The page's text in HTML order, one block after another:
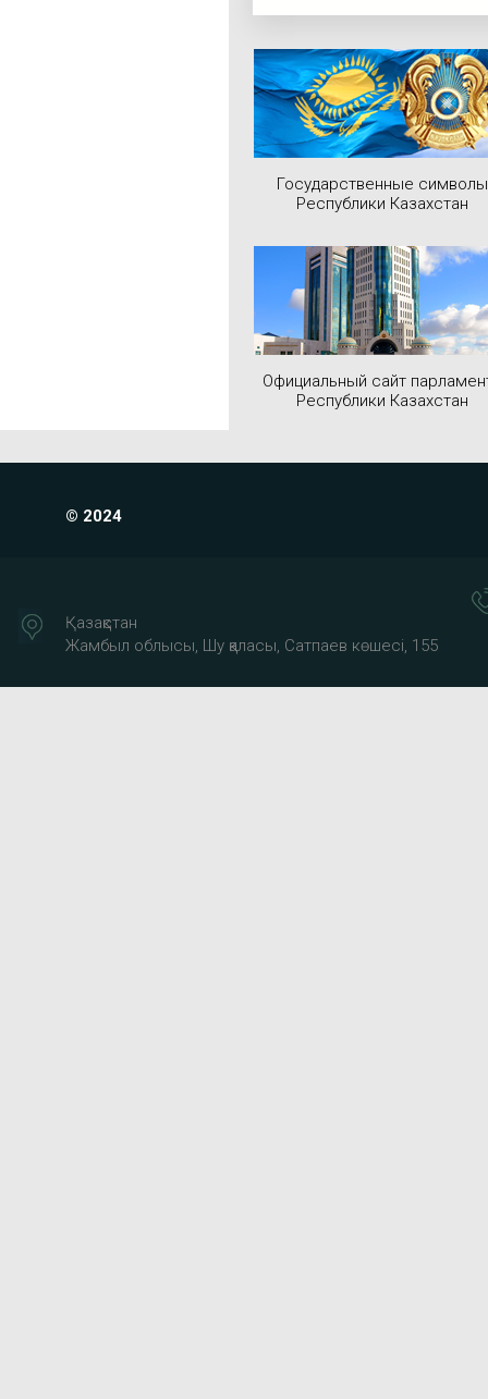
Государственные символы
Республики Казахстан
Официальный сайт
Республики Казахстан
© 2024
Қазақстан
Жамбыл облысы, Шу қаласы, Сатпаев көшесі, 155